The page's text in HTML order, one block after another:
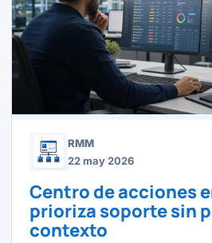
RMM
22 may 2026
Centro de acciones
prioriza soporte sin
contexto